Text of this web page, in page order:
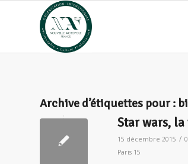
Archive d’étiquettes pour :
Star wars, la
15 décembre 2015 /
Paris 15